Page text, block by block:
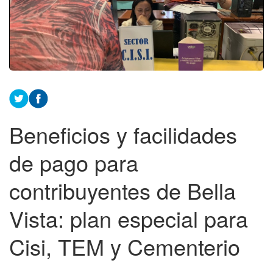
Beneficios y facilidades
de pago para
contribuyentes de Bella
Vista: plan especial para
Cisi, TEM y Cementerio